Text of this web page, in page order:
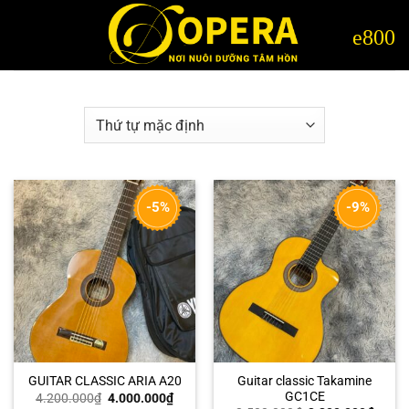
-5%
GUITAR CLASSIC ARIA A20
4.200.000₫ Giá
4.000.000₫Giá
-9%
Guitar classic Takamine
GC1CE